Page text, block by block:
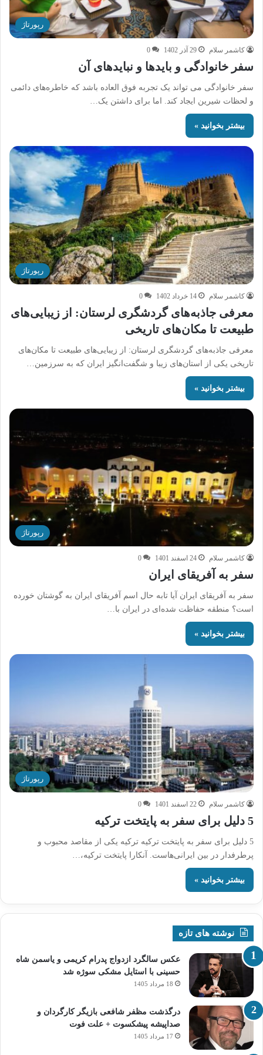
رپورتاژ
کاشمر سلام 29 آذر 1402 0
سفر خانوادگی و بایدها و نبایدهای آن
سفر خانوادگی می تواند یک تجربه فوق العاده باشد که خاطره‌های دائمی
و لحظات شیرین ایجاد کند. اما برای داشتن یک…
بیشتر بخوانید »
رپورتاژ
کاشمر سلام 14 خرداد 1402 0
معرفی جاذبه‌های گردشگری لرستان: از زیبایی‌های
طبیعت تا مکان‌های تاریخی
معرفی جاذبه‌های گردشگری لرستان: از زیبایی‌های طبیعت تا مکان‌های
تاریخی یکی از استان‌های زیبا و شگفت‌انگیز ایران که به سرزمین…
بیشتر بخوانید »
رپورتاژ
کاشمر سلام 24 اسفند 1401 0
سفر به آفریقای ایران
سفر به آفریقای ایران آیا تابه ‌حال اسم آفریقای ایران به گوشتان خورده
است؟ منطقه حفاظت ‌شده‌ای در ایران با…
بیشتر بخوانید »
رپورتاژ
کاشمر سلام 22 اسفند 1401 0
5 دلیل برای سفر به پایتخت ترکیه
5 دلیل برای سفر به پایتخت ترکیه ترکیه یکی از مقاصد محبوب و
پرطرفدار در بین ایرانی‌هاست. آنکارا پایتخت ترکیه،…
بیشتر بخوانید »
نوشته های تازه
عکس سالگرد ازدواج پدرام کریمی و یاسمن شاه‌
حسینی با استایل مشکی سوژه شد
18 مرداد 1405
درگذشت مظفر شافعی بازیگر کارگردان و
صداپیشه پیشکسوت + علت فوت
17 مرداد 1405